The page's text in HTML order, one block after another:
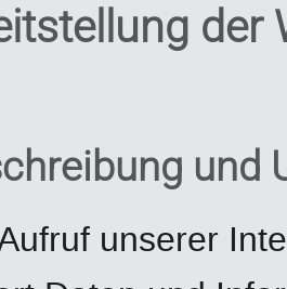
der
und
unserer